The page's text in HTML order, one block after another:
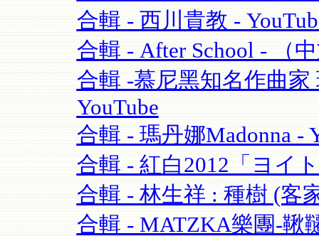
合輯 - 西川貴教 -
合輯 - After School - （
合輯 -慕尼黑知名作曲家
YouTube
合輯 - 瑪丹娜Madonna -
合輯 - 紅白2012「ヨイ
合輯 - 林生祥 : 種樹 (客
合輯 - MATZKA樂團-鞦